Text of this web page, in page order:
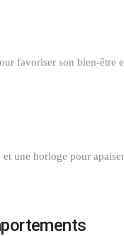
favoriser son bien-être
une horloge pour